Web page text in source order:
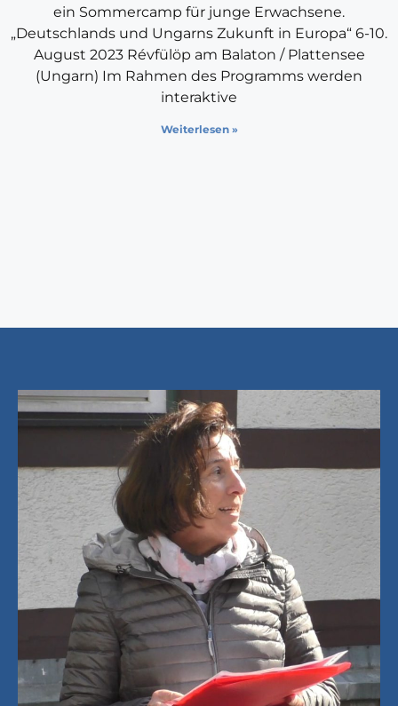
ein Sommercamp für junge Erwachsene.
„Deutschlands und Ungarns Zukunft in Europa“ 6-10.
August 2023 Révfülöp am Balaton / Plattensee
(Ungarn) Im Rahmen des Programms werden
interaktive
Weiterlesen »